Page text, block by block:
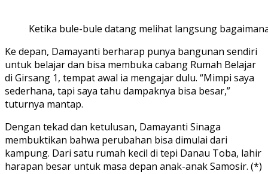
Ketika bule-bule datang melihat langsung
Ke depan, Damayanti berharap punya bangunan sendiri
untuk belajar dan bisa membuka cabang Rumah Belajar
di Girsang 1, tempat awal ia mengajar dulu. “Mimpi saya
sederhana, tapi saya tahu dampaknya bisa besar,”
tuturnya mantap.
Dengan tekad dan ketulusan, Damayanti Sinaga
membuktikan bahwa perubahan bisa dimulai dari
kampung. Dari satu rumah kecil di tepi Danau Toba, lahir
harapan besar untuk masa depan anak-anak Samosir. (*)